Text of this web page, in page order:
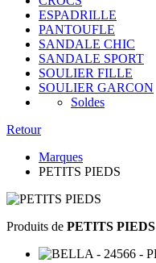
ESPADRILLE
PANTOUFLE
SANDALE CHIC
SANDALE SPORT
SOULIER FILLE
SOULIER GARCON
Soldes
Retour
Marques
PETITS PIEDS
Produits de PETITS PIEDS